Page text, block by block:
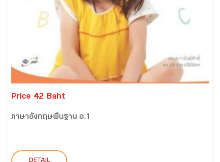
Price 42 Baht
ภาษาอังกฤษพื้นฐาน อ.1